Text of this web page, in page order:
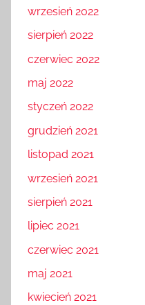
wrzesień 2022
sierpień 2022
czerwiec 2022
maj 2022
styczeń 2022
grudzień 2021
listopad 2021
wrzesień 2021
sierpień 2021
lipiec 2021
czerwiec 2021
maj 2021
kwiecień 2021